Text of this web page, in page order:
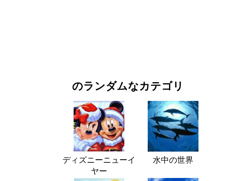
のランダムなカテゴリ
ディズニーニューイ
ヤー
水中の世界